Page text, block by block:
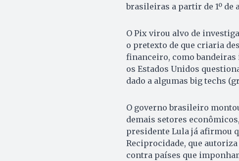
brasileiras a partir de 1º de
O Pix virou alvo de
o pretexto de que criaria
financeiro, como bandeiras
os Estados Unidos
dado a algumas big techs
O governo brasileiro
demais setores
presidente Lula já afirmou
Reciprocidade, que
contra países que